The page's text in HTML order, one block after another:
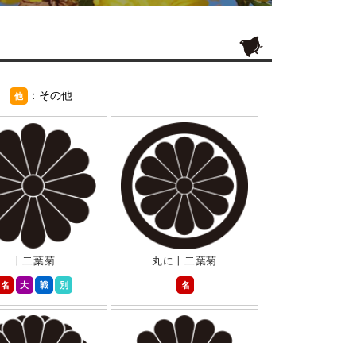
他 ：その他
十二葉菊
名
大 戦 別
丸に十二葉菊
名